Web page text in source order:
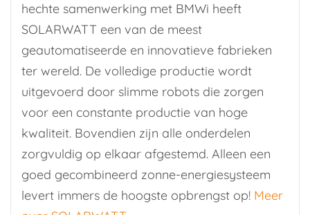
hechte samenwerking met BMWi heeft
SOLARWATT een van de meest
geautomatiseerde en innovatieve fabrieken
ter wereld. De volledige productie wordt
uitgevoerd door slimme robots die zorgen
voor een constante productie van hoge
kwaliteit. Bovendien zijn alle onderdelen
zorgvuldig op elkaar afgestemd. Alleen een
goed gecombineerd zonne-energiesysteem
levert immers de hoogste opbrengst op! Meer